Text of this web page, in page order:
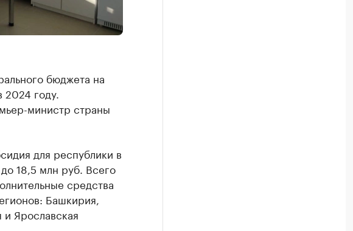
бюджета на
году.
министр страны
для республики в
18,5 млн руб. Всего
средства
Башкирия,
Ярославская